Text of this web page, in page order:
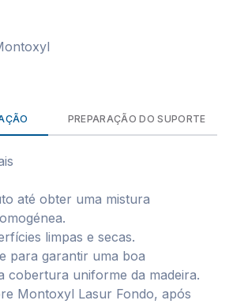
PREPARAÇÃO DO SUPORTE
até obter uma mistura
limpas e secas.
para garantir uma boa
cobertura uniforme da madeira.
Montoxyl Lasur Fondo, após